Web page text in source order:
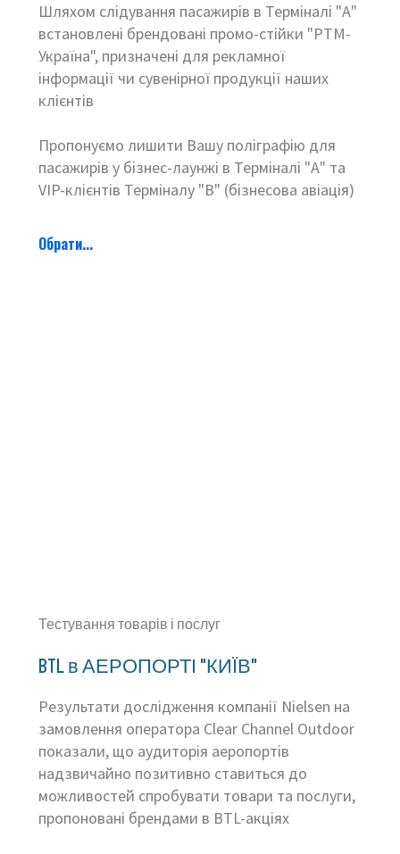
Шляхом слідування пасажирів в Терміналі "А"
встановлені брендовані промо-стійки "РТМ-
Україна", призначені для рекламної
інформації чи сувенірної продукції наших
клієнтів
Пропонуємо лишити Вашу поліграфію для
пасажирів у бізнес-лаунжі в Терміналі "А" та
VIP-клієнтів Терміналу "В" (бізнесова авіація)
Обрати...
Тестування товарів і послуг
BTL в АЕРОПОРТІ "КИЇВ"
Результати дослідження компанії Nielsen на
замовлення оператора Clear Channel Outdoor
показали, що аудиторія аеропортів
надзвичайно позитивно ставиться до
можливостей спробувати товари та послуги,
пропоновані брендами в BTL-акціях